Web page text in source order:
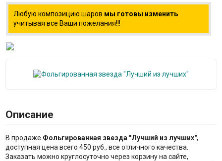
Любую композицию шаров мы готовы изменить
учитывая все Ваши пожелания!!!
Описание
В продаже Фольгированная звезда "Лучший из лучших",
доступная цена всего 450 руб., все отличного качества.
Заказать можно круглосуточно через корзину на сайте,